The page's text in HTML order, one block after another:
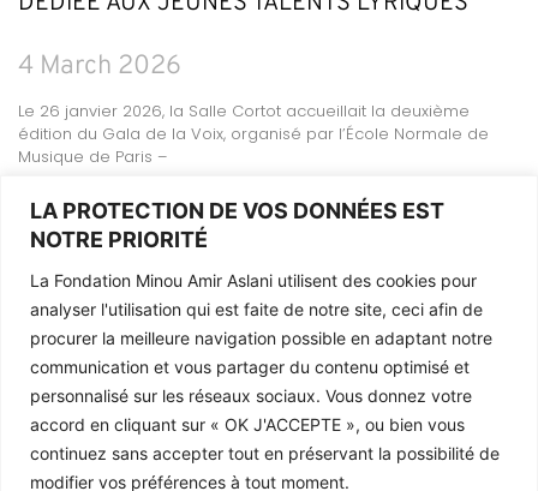
LA PROTECTION DE VOS DONNÉES EST
NOTRE PRIORITÉ
La Fondation Minou Amir Aslani utilisent des cookies pour
analyser l'utilisation qui est faite de notre site, ceci afin de
procurer la meilleure navigation possible en adaptant notre
communication et vous partager du contenu optimisé et
personnalisé sur les réseaux sociaux. Vous donnez votre
accord en cliquant sur « OK J'ACCEPTE », ou bien vous
continuez sans accepter tout en préservant la possibilité de
modifier vos préférences à tout moment.
4 March 2026
Le 26 janvier 2026, la Salle Cortot accueillait la deuxième
édition du Gala de la Voix, organisé par l’École Normale de
Musique de Paris –
Legal Information
The Foundation
Contact